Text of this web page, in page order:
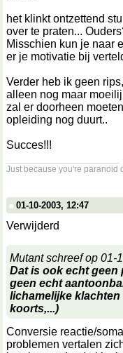
het klinkt ontzettend
over te praten...
Misschien kun je naar
er je motivatie bij
Verder heb ik geen
alleen nog maar
zal er doorheen
opleiding nog duurt..
Succes!!!
Just because you're paranoid
01-10-2003, 12:47
Verwijderd
Mutant schreef op 01-
Dat is ook echt geen
geen echt
lichamelijke
koorts,...)
Conversie reactie/
problemen vertalen